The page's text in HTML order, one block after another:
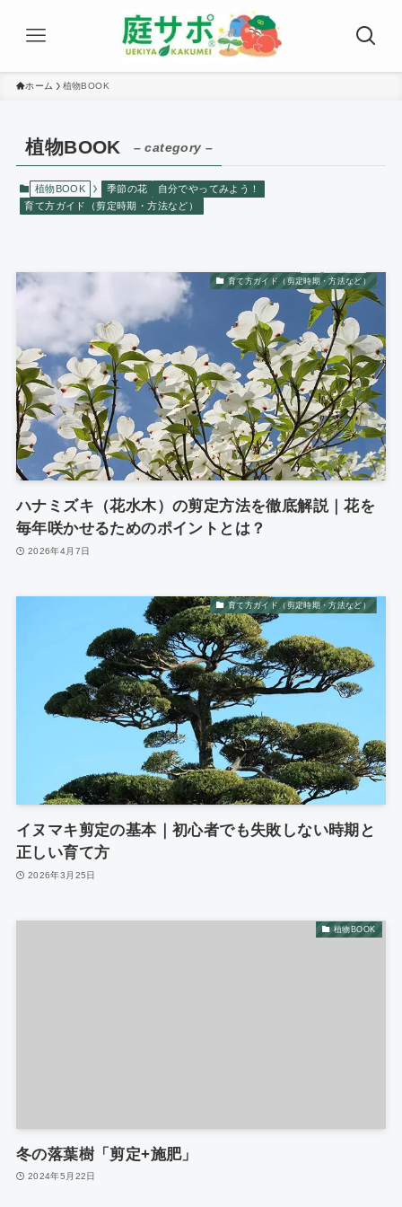
ホーム 植物BOOK
植物BOOK – category –
植物BOOK 季節の花
自分でやってみよう！
育て方ガイド（剪定時期・方法など）
育て方ガイド（剪定時期・方法など）
ハナミズキ（花水木）の剪定方法を徹底解説｜花を
毎年咲かせるためのポイントとは？
2026年4月7日
育て方ガイド（剪定時期・方法など）
イヌマキ剪定の基本｜初心者でも失敗しない時期と
正しい育て方
2026年3月25日
植物BOOK
冬の落葉樹「剪定+施肥」
2024年5月22日